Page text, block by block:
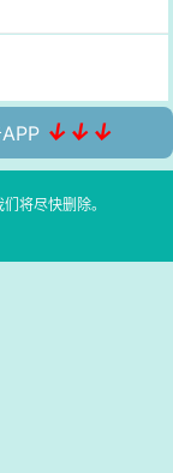
↓↓↓
将尽快删除。